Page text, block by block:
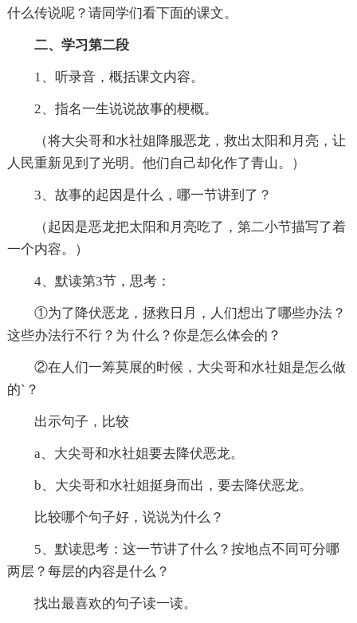
什么传说呢？请同学们看下面的课文。
二、学习第二段
1、听录音，概括课文内容。
2、指名一生说说故事的梗概。
（将大尖哥和水社姐降服恶龙，救出太阳和月亮，让
人民重新见到了光明。他们自己却化作了青山。）
3、故事的起因是什么，哪一节讲到了？
（起因是恶龙把太阳和月亮吃了，第二小节描写了着
一个内容。）
4、默读第3节，思考：
①为了降伏恶龙，拯救日月，人们想出了哪些办法？
这些办法行不行？为 什么？你是怎么体会的？
②在人们一筹莫展的时候，大尖哥和水社姐是怎么做
的`？
出示句子，比较
a、大尖哥和水社姐要去降伏恶龙。
b、大尖哥和水社姐挺身而出，要去降伏恶龙。
比较哪个句子好，说说为什么？
5、默读思考：这一节讲了什么？按地点不同可分哪
两层？每层的内容是什么？
找出最喜欢的句子读一读。